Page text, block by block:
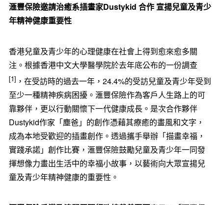
滙豐保險邀請治癒系插畫家Dustykid 合作 宣揚兒童及青少
年精神健康重要性
香港兒童及青少年的心理健康在社會上得到愈來愈多關
注。根據香港中文大學醫學院於去年底公布的一份調查
[1] ，在受訪時的過去一年，24.4%的受訪兒童及青少年受到
至少一種精神疾病困擾。滙豐保險作為客戶人生路上的可
靠夥伴，更以行動關懷下一代健康成長。是次合作夥伴
Dustykid作家「塵爸」的創作憑藉其療癒的畫風和文字，
成為本地受歡迎的插畫創作。透過攜手舉辦「描畫幸福，
實踐承諾」創作比賽，滙豐保險鼓勵兒童及青少年一同發
揮想像力畫出生活中的幸福小故事，以藝術向大眾宣揚兒
童及青少年精神健康的重要性。